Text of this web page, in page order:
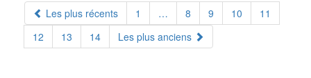
Les plus récents 1 … 8 9 10
11
12
13 14 Les plus anciens